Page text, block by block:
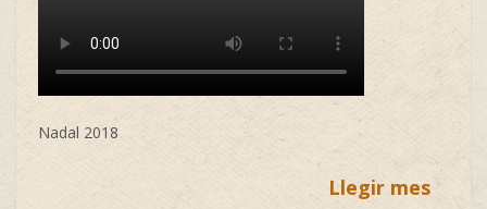
Nadal 2018
Llegir mes